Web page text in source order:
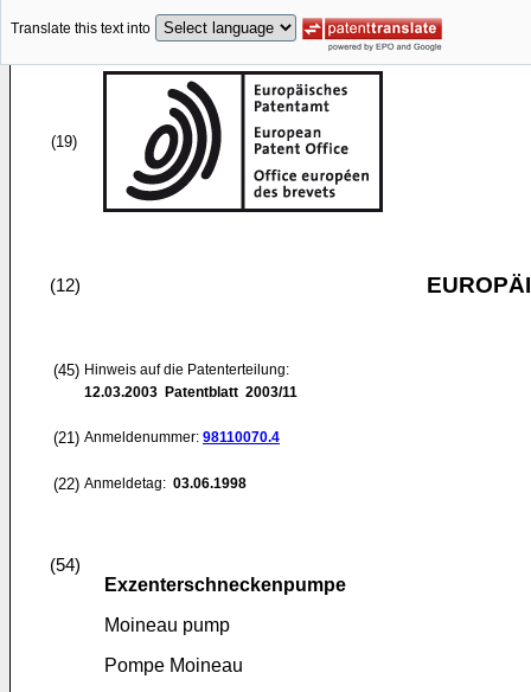
Translate this text into
(19)
(12)
(45) Hinweis auf die Patenterteilung:
12.03.2003 Patentblatt 2003/11
(21) Anmeldenummer: 98110070.4
(22) Anmeldetag: 03.06.1998
(54)
Exzenterschneckenpumpe
Moineau pump
Pompe Moineau